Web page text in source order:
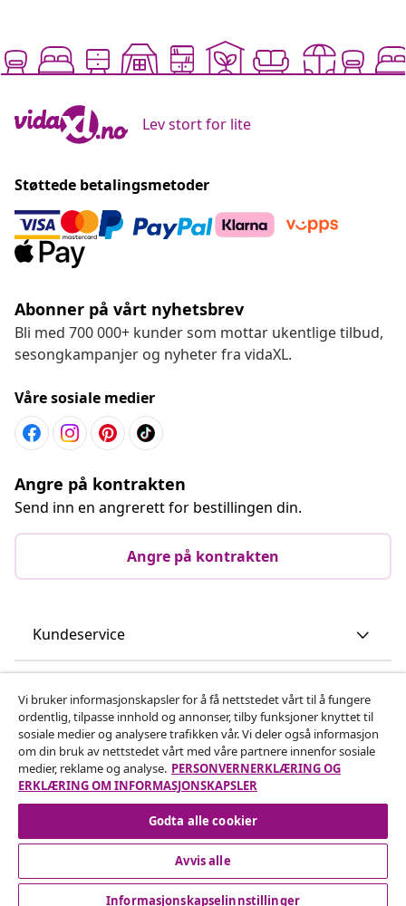
Lev stort for lite
Støttede betalingsmetoder
Abonner på vårt nyhetsbrev
Bli med 700 000+ kunder som mottar ukentlige tilbud,
sesongkampanjer og nyheter fra vidaXL.
Våre sosiale medier
Angre på kontrakten
Send inn en angrerett for bestillingen din.
Angre på kontrakten
Kundeservice
vidaXL
Oppdag mer
Vi bruker informasjonskapsler for å få nettstedet vårt til å fungere
ordentlig, tilpasse innhold og annonser, tilby funksjoner knyttet til
sosiale medier og analysere trafikken vår. Vi deler også informasjon
om din bruk av nettstedet vårt med våre partnere innenfor sosiale
medier, reklame og analyse. PERSONVERNERKLÆRING OG
ERKLÆRING OM INFORMASJONSKAPSLER
Godta alle cookier
Avvis alle
Informasjonskapselinnstillinger